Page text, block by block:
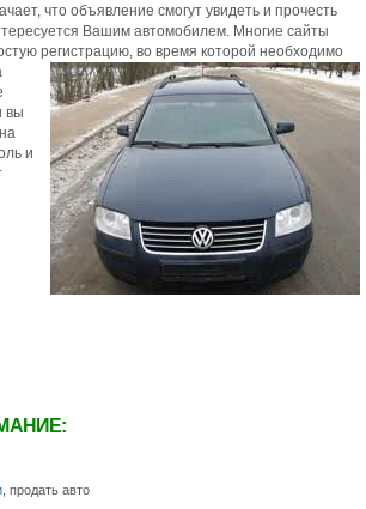
что объявление смогут увидеть и прочесть
Вашим автомобилем. Многие сайты
регистрацию, во время которой необходимо
вы
и
, продать авто